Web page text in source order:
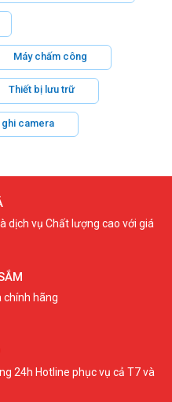
Máy chấm công
Thiết bị lưu trữ
camera
dịch vụ Chất lượng cao với giá
chính hãng
24h Hotline phục vụ cả T7 và